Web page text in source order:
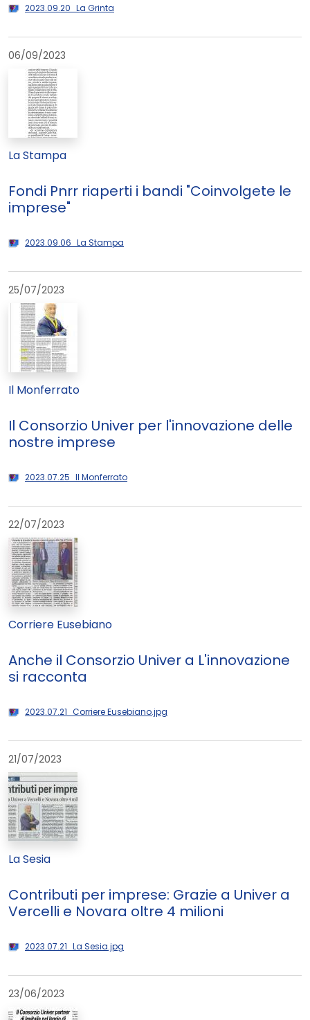
2023.09.20_La Grinta
06/09/2023
La Stampa
Fondi Pnrr riaperti i bandi "Coinvolgete le
imprese"
2023.09.06_La Stampa
25/07/2023
Il Monferrato
Il Consorzio Univer per l'innovazione delle
nostre imprese
2023.07.25_Il Monferrato
22/07/2023
Corriere Eusebiano
Anche il Consorzio Univer a L'innovazione
si racconta
2023.07.21_Corriere Eusebiano.jpg
21/07/2023
La Sesia
Contributi per imprese: Grazie a Univer a
Vercelli e Novara oltre 4 milioni
2023.07.21_La Sesia.jpg
23/06/2023